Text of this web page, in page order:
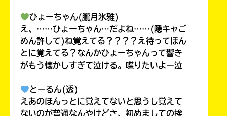
ひょーちゃん(朧月氷雅)
え、……ひょーちゃん…だよね……(隠キャご
めん許して)ね覚えてる？？？？え待ってほん
とに覚えてる？なんかひょーちゃんって響き
がもう懐かしすぎて泣ける。喋りたいよー泣
とーるん(透)
えあのほんっとに覚えてないと思うし覚えて
ないのが普通なんやけどさ、初めましての挨